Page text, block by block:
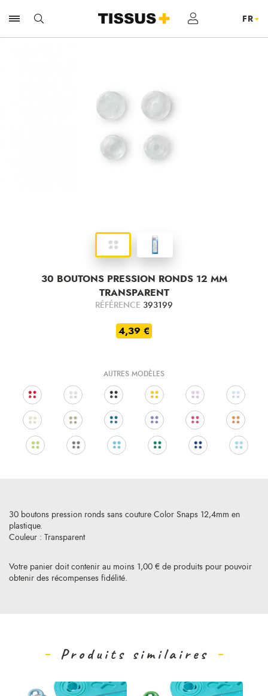
30 BOUTONS PRESSION RONDS 12 MM
TRANSPARENT
RÉFÉRENCE 393199
4,39 €
AUTRES MODÈLES
Votre panier doit contenir au moins 1,00 € de produits pour pouvoir
obtenir des récompenses fidélité.
30 boutons pression ronds sans couture Color Snaps 12,4mm en
plastique.
Couleur : Transparent
Produits similaires